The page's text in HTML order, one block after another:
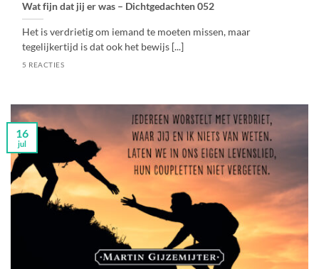
Wat fijn dat jij er was – Dichtgedachten 052
Het is verdrietig om iemand te moeten missen, maar
tegelijkertijd is dat ook het bewijs [...]
5 REACTIES
16
jul